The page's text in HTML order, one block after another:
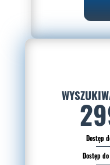
Dostęp
Dostęp